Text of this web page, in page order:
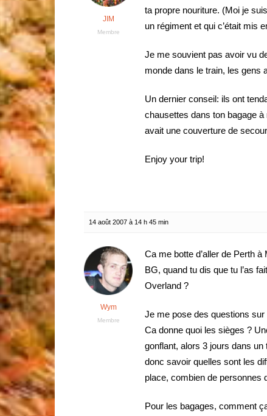
JIM
Membre
ta propre nouriture. (Moi je
un régiment et qui c’était mis
Je me souvient pas avoir vu
monde dans le train, les gens
Un dernier conseil: ils ont
chausettes dans ton bagage
avait une couverture de
Enjoy your trip!
14 août 2007 à 14 h 45 min
Wym
Membre
Ca me botte d’aller de Perth
BG, quand tu dis que tu l’as
Overland ?
Je me pose des questions
Ca donne quoi les sièges ?
gonflant, alors 3 jours dans un
donc savoir quelles sont les
place, combien de
Pour les bagages, comment